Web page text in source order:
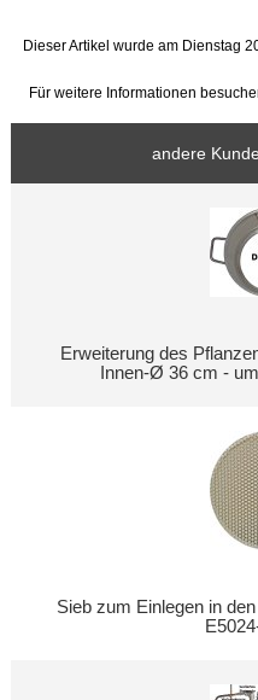
Dieser Artikel wurde am Dienstag
Für weitere Informationen
andere
Erweiterung des
Innen-Ø 36 cm -
Sieb zum Einlegen in